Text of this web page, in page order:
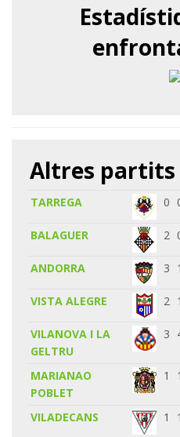
Altres partits
TARREGA 0
BALAGUER 2
ANDORRA 3 1
VISTA ALEGRE 2 1
VILANOVA I LA
GELTRU
3
MARIANAO
POBLET
1 1
VILADECANS 1 1